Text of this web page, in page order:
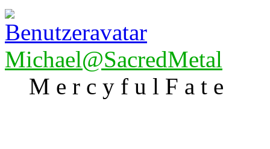
Michael@SacredMetal
M e r c y f u l F a t e